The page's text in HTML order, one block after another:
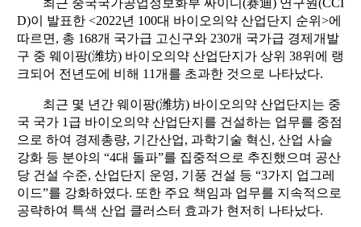
D)이 발표한 <2022년 100대 바이오의약 산업단지 순위>에
따르면, 총 168개 국가급 고신구와 230개 국가급 경제개발
구 중 웨이팡(潍坊) 바이오의약 산업단지가 상위 38위에 랭
크되어 전년도에 비해 11개를 초과한 것으로 나타났다.
최근 몇 년간 웨이팡(潍坊) 바이오의약 산업단지는 중
국 국가 1급 바이오의약 산업단지를 건설하는 업무를 중점
으로 하여 경제총량, 기간산업, 과학기술 혁신, 산업 사슬
강화 등 분야의 “4대 돌파”를 집중적으로 추진했으며 공산
당 건설 수준, 산업단지 운영, 기풍 건설 등 “3가지 업그레
이드”를 강화하였다. 또한 주요 책임과 업무를 지속적으로
공략하여 특색 산업 클러스터 효과가 현저히 나타났다.